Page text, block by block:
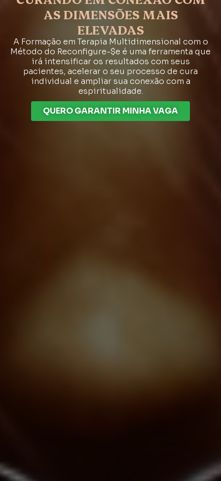
AS DIMENSÕES MAIS
ELEVADAS
A Formação em Terapia Multidimensional com o
Método do Reconfigure-$e é uma ferramenta que
irá intensificar os resultados com seus
pacientes, acelerar o seu processo de cura
individual e ampliar sua conexão com a
espiritualidade.
QUERO GARANTIR MINHA VAGA